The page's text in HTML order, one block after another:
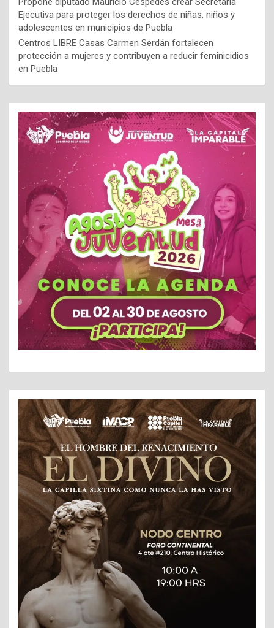
Ejecutiva para proteger los derechos de niñas, niños y
adolescentes en municipios de Puebla
Centros LIBRE Casas Carmen Serdán fortalecen
protección a mujeres y contribuyen a reducir feminicidios
en Puebla